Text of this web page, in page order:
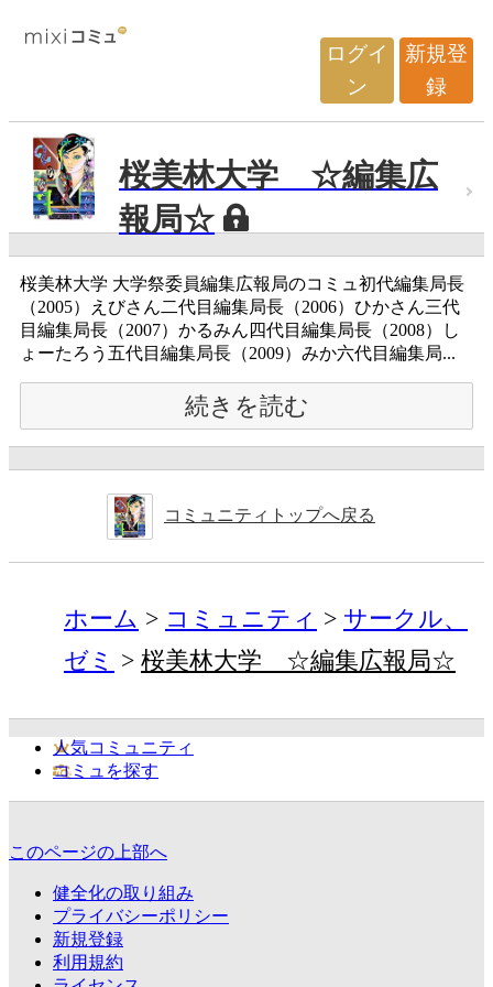
ログイ
ン
新規登
録
桜美林大学 ☆編集広
報局☆
桜美林大学 大学祭委員編集広報局のコミュ初代編集局長
（2005）えびさん二代目編集局長（2006）ひかさん三代
目編集局長（2007）かるみん四代目編集局長（2008）し
ょーたろう五代目編集局長（2009）みか六代目編集局...
続きを読む
コミュニティトップへ戻る
ホーム コミュニティ
サークル、
ゼミ
桜美林大学 ☆編集広報局☆
人気コミュニティ
コミュを探す
このページの上部へ
健全化の取り組み
プライバシーポリシー
新規登録
利用規約